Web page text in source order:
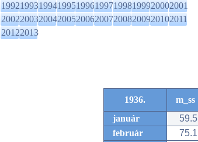
1992199319941995199619971998199920002001
2002200320042005200620072008200920102011
20122013
1936. m_ss
január
59.5
február
75.1